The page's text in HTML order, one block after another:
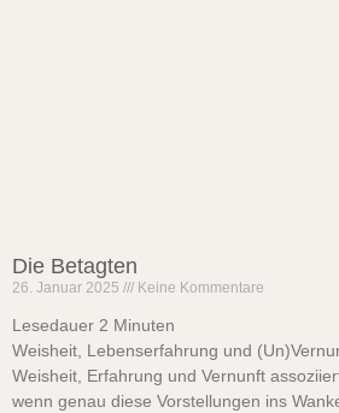
Die Betagten
26. Januar 2025 Keine Kommentare
Lesedauer 2 Minuten
Weisheit, Lebenserfahrung und
Weisheit, Erfahrung und Vernunft
wenn genau diese Vorstellungen ins